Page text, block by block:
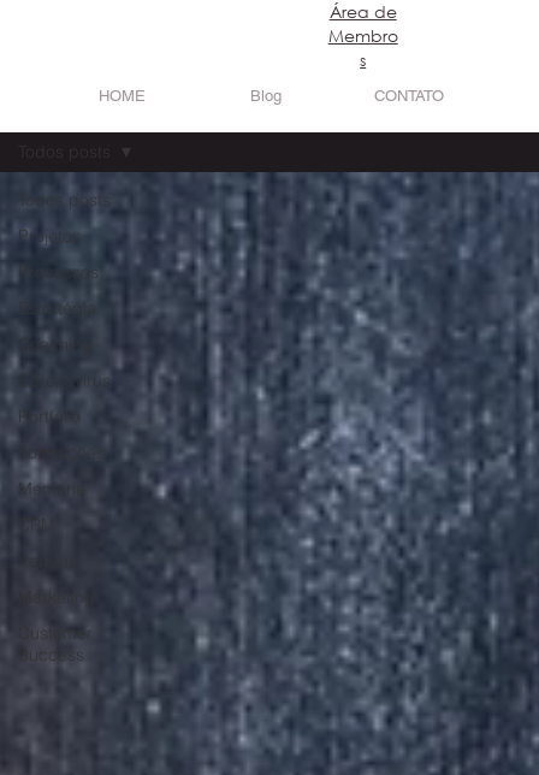
​Área de
Membro
s
HOME Blog CONTATO
Todos posts
Projetos
Processos
Estratégia
Coaching
Coronavirus
Portfólio
Formações
Mentoria
CRM
Vendas
Marketing
Customer
Success